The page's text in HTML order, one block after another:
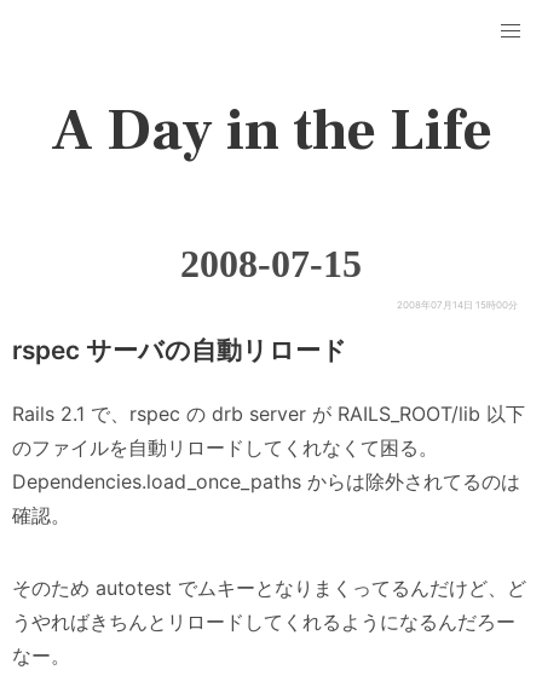
A Day in the Life
2008-07-15
2008年07月14日 15時00分
rspec サーバの自動リロード
Rails 2.1 で、rspec の drb server が RAILS_ROOT/lib 以下
のファイルを自動リロードしてくれなくて困る。
Dependencies.load_once_paths からは除外されてるのは
確認。
そのため autotest でムキーとなりまくってるんだけど、ど
うやればきちんとリロードしてくれるようになるんだろー
なー。